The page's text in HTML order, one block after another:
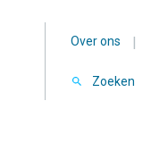
Over ons |
Zoeken